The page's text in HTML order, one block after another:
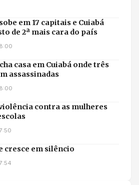
em 17 capitais e Cuiabá
de 2ª mais cara do país
casa em Cuiabá onde três
assassinadas
contra as mulheres
cresce em silêncio